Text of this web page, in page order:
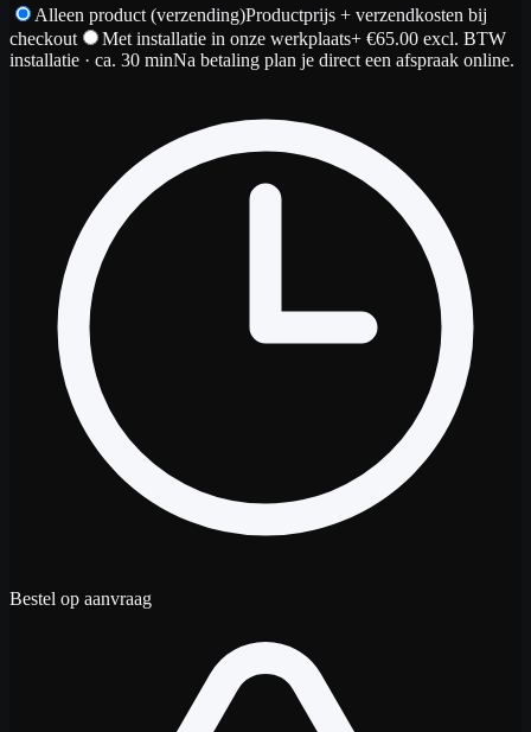
Alleen product (verzending)Productprijs + verzendkosten bij
checkout
Met installatie in onze werkplaats+ €65.00 excl. BTW
installatie · ca. 30 minNa betaling plan je direct een afspraak online.
Bestel op aanvraag